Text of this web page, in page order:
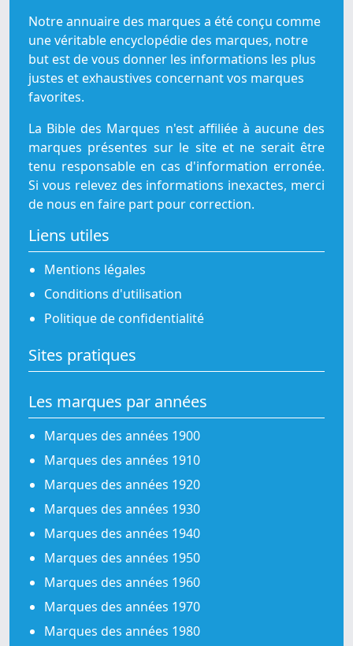
Notre annuaire des marques a été conçu comme
une véritable encyclopédie des marques, notre
but est de vous donner les informations les plus
justes et exhaustives concernant vos marques
favorites.
La Bible des Marques n'est affiliée à aucune des
marques présentes sur le site et ne serait être
tenu responsable en cas d'information erronée.
Si vous relevez des informations inexactes, merci
de nous en faire part pour correction.
Liens utiles
Mentions légales
Conditions d'utilisation
Politique de confidentialité
Sites pratiques
Les marques par années
Marques des années 1900
Marques des années 1910
Marques des années 1920
Marques des années 1930
Marques des années 1940
Marques des années 1950
Marques des années 1960
Marques des années 1970
Marques des années 1980